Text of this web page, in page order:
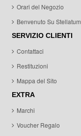
Orari del Negozio
Benvenuto Su Stellatum
SERVIZIO CLIENTI
Contattaci
Restituzioni
Mappa del Sito
EXTRA
Marchi
Voucher Regalo